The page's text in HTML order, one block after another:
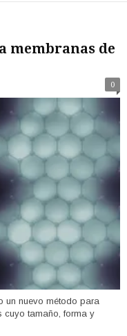
membranas de
0
un nuevo método para
cuyo tamaño, forma y